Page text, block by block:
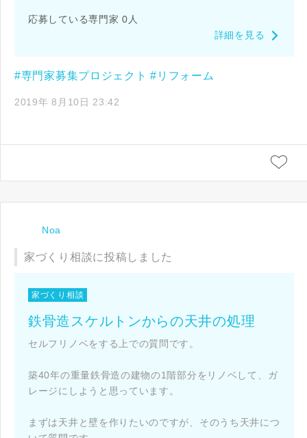
応募している専門家 0人
詳細を見る
#専門家募集プロジェクト #リフォーム
2019年 8月10日 23:42
Noa
家づくり相談に投稿しました
家づくり相談
鉄骨造スケルトンからの天井の処理
セルフリノベをする上での質問です。
築40年の重量鉄骨造の建物の1階部分をリノベして、ガ
レージにしようと思っています。
まずは天井と壁を作りたいのですが、そのうち天井につ